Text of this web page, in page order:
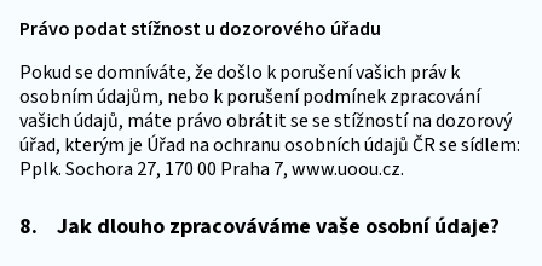
Právo podat stížnost u dozorového úřadu
Pokud se domníváte, že došlo k porušení vašich práv k
osobním údajům, nebo k porušení podmínek zpracování
vašich údajů, máte právo obrátit se se stížností na dozorový
úřad, kterým je Úřad na ochranu osobních údajů ČR se sídlem:
Pplk. Sochora 27, 170 00 Praha 7, www.uoou.cz.
8. Jak dlouho zpracováváme vaše osobní údaje?